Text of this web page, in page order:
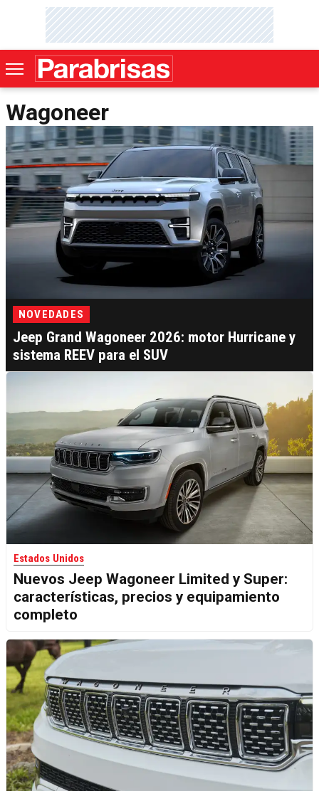
Wagoneer
NOVEDADES
Jeep Grand Wagoneer 2026: motor Hurricane y
sistema REEV para el SUV
Estados Unidos
Nuevos Jeep Wagoneer Limited y Super:
características, precios y equipamiento
completo